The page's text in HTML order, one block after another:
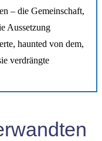
– die Gemeinschaft,
Aussetzung
haunted von dem,
verdrängte